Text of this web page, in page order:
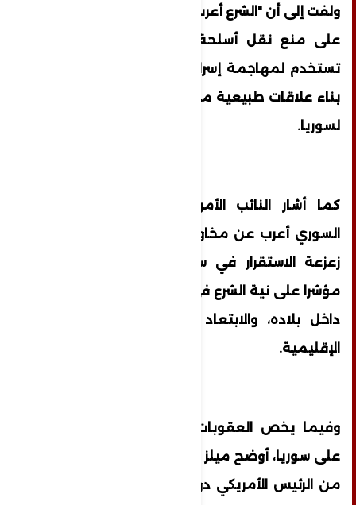
ولفت إلى أن "الشرع أعرب عن استعداده للعمل
على منع نقل أسلحة عبر الأراضي السورية
تستخدم لمهاجمة إسرائيل"، مؤكدا رغبته في
بناء علاقات طبيعية مع كافة الدول المجاورة
لسوريا.
كما أشار النائب الأمريكي إلى أن "الرئيس
السوري أعرب عن مخاوفه من محاولات إيران
زعزعة الاستقرار في سوريا"، وهو ما اعتبره
مؤشرا على نية الشرع في تقليص نفوذ طهران
داخل بلاده، والابتعاد عن سياسات المحاور
الإقليمية.
وفيما يخص العقوبات الأمريكية المفروضة
على سوريا، أوضح ميلز أن رفعها "مرهون بقرار
من الرئيس الأمريكي دونالد ترامب، شريطة أن